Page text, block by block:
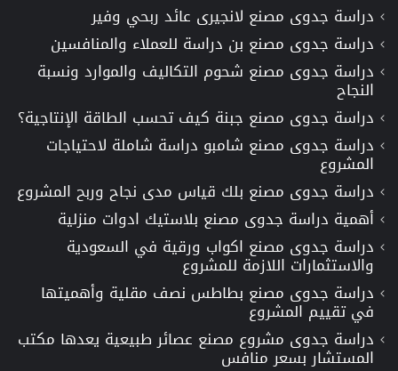
دراسة جدوى مصنع لانجيرى عائد ربحي وفير
دراسة جدوى مصنع بن دراسة للعملاء والمنافسين
دراسة جدوى مصنع شحوم التكاليف والموارد ونسبة
النجاح
دراسة جدوى مصنع جبنة كيف تحسب الطاقة الإنتاجية؟
دراسة جدوى مصنع شامبو دراسة شاملة لاحتياجات
المشروع
دراسة جدوى مصنع بلك قياس مدى نجاح وربح المشروع
أهمية دراسة جدوى مصنع بلاستيك ادوات منزلية
دراسة جدوى مصنع اكواب ورقية في السعودية
والاستثمارات اللازمة للمشروع
دراسة جدوى مصنع بطاطس نصف مقلية وأهميتها
في تقييم المشروع
دراسة جدوى مشروع مصنع عصائر طبيعية يعدها مكتب
المستشار بسعر منافس